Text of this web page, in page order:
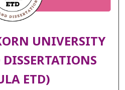
UNIVERSITY
ETD)